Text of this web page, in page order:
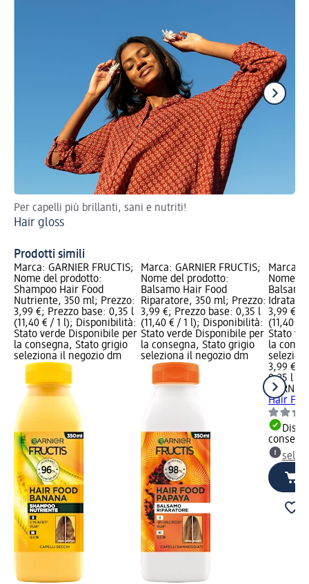
Per capelli più brillanti, sani e nutriti!
Hair gloss
Prodotti simili
Marca: GARNIER FRUCTIS;
Nome del prodotto:
Shampoo Hair Food
Nutriente, 350 ml; Prezzo:
3,99 €; Prezzo base: 0,35 l
(11,40 € / 1 l); Disponibilità:
Stato verde Disponibile per
la consegna, Stato grigio
seleziona il negozio dm
Marca: GARNIER FRUCTIS;
Nome del prodotto:
Balsamo Hair Food
Riparatore, 350 ml; Prezzo:
3,99 €; Prezzo base: 0,35 l
(11,40 € / 1 l); Disponibilità:
Stato verde Disponibile per
la consegna, Stato grigio
seleziona il negozio dm
Marca:
Nome
3,99 €;
(11,40 €
Stato
la
3,99 €
0,35 l
Hair